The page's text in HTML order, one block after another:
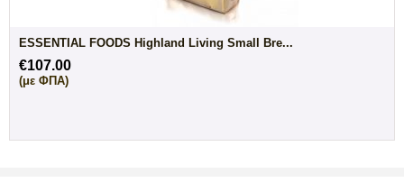
ESSENTIAL FOODS Highland Living Small Bre...
€107.00
(με ΦΠΑ)